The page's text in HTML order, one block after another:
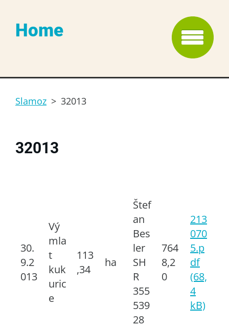
Home
Slamoz > 32013
32013
30.
9.2
013
Vý
mla
t
kuk
uric
e
113
,34
ha
Štef
an
Bes
ler
SH
R
355
539
28
764
8,2
0
213
070
5.p
df
(68,
4
kB)